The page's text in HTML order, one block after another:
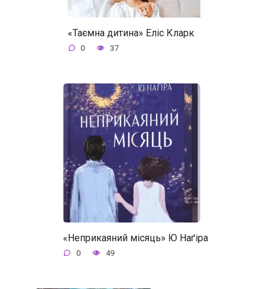
«Таємна дитина» Еліс Кларк
0 37
«Неприкаяний місяць» Ю Наґіра
0 49